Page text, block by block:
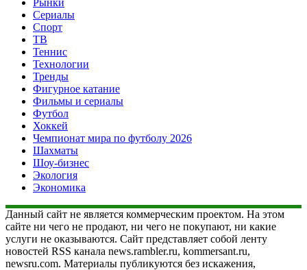
Сериалы
Спорт
ТВ
Теннис
Технологии
Тренды
Фигурное катание
Фильмы и сериалы
Футбол
Хоккей
Чемпионат мира по футболу 2026
Шахматы
Шоу-бизнес
Экология
Экономика
Данный сайт не является коммерческим проектом. На этом
сайте ни чего не продают, ни чего не покупают, ни какие
услуги не оказываются. Сайт представляет собой ленту
новостей RSS канала news.rambler.ru, kommersant.ru,
newsru.com. Материалы публикуются без искажения,